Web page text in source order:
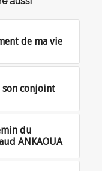
de ma vie
son conjoint
du
ANKAOUA